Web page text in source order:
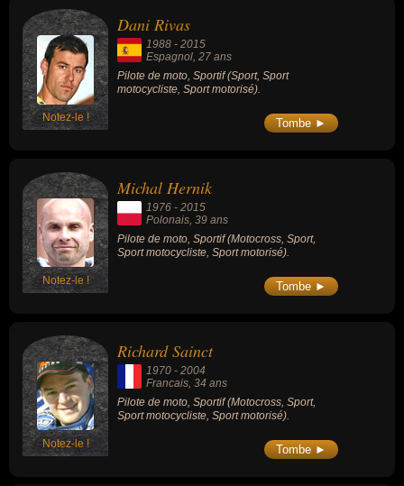
Notez-le !
Dani Rivas
1988 - 2015
Espagnol, 27 ans
Pilote de moto, Sportif (Sport, Sport
motocycliste, Sport motorisé).
Tombe ►
Notez-le !
Michal Hernik
1976 - 2015
Polonais, 39 ans
Pilote de moto, Sportif (Motocross, Sport,
Sport motocycliste, Sport motorisé).
Tombe ►
Notez-le !
Richard Sainct
1970 - 2004
Francais , 34 ans
Pilote de moto, Sportif (Motocross, Sport,
Sport motocycliste, Sport motorisé).
Tombe ►